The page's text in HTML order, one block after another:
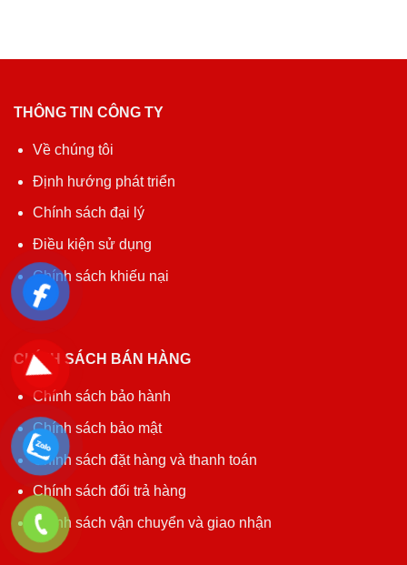
THÔNG TIN CÔNG TY
Về chúng tôi
Định hướng phát triển
Chính sách đại lý
Điều kiện sử dụng
Chính sách khiếu nại
CHÍNH SÁCH BÁN HÀNG
Chính sách bảo hành
Chính sách bảo mật
Chính sách đặt hàng và thanh toán
Chính sách đổi trả hàng
Chính sách vận chuyển và giao nhận